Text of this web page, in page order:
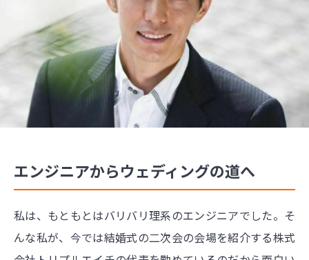
エンジニアからウェディングの道へ
私は、もともとはバリバリ理系のエンジニアでした。そ
んな私が、今では結婚式の二次会の会場を紹介する株式